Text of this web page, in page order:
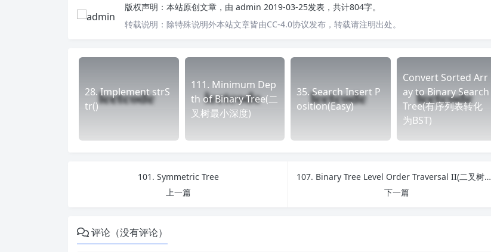
版权声明： 本站原创文章，由 admin 2019-03-25发表，共计804字。
转载说明： 除特殊说明外本站文章皆由CC-4.0协议发布，转载请注明出处。
28. Implement strS
tr()
111. Minimum Dep
th of Binary Tree(二
叉树最小深度)
35. Search Insert P
osition(Easy)
Convert Sorted Arr
ay to Binary Search
Tree(有序列表转化
为BST)
101. Symmetric Tree
上一篇
107. Binary Tree Level Order Traversal II(二叉树分层排序)
下一篇
评论（没有评论）